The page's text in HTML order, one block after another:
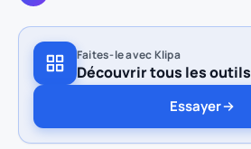
Faites-le avec Klipa
Découvrir tous les outils
Essayer